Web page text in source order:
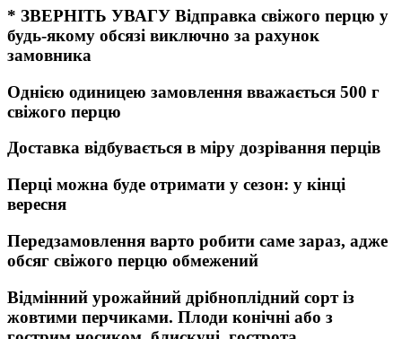
* ЗВЕРНІТЬ УВАГУ Відправка свіжого перцю у
будь-якому обсязі виключно за рахунок
замовника
Однією одиницею замовлення вважається 500 г
свіжого перцю
Доставка відбувається в міру дозрівання перців
Перці можна буде отримати у сезон: у кінці
вересня
Передзамовлення варто робити саме зараз, адже
обсяг свіжого перцю обмежений
Відмінний урожайний дрібноплідний сорт із
жовтими перчиками. Плоди конічні або з